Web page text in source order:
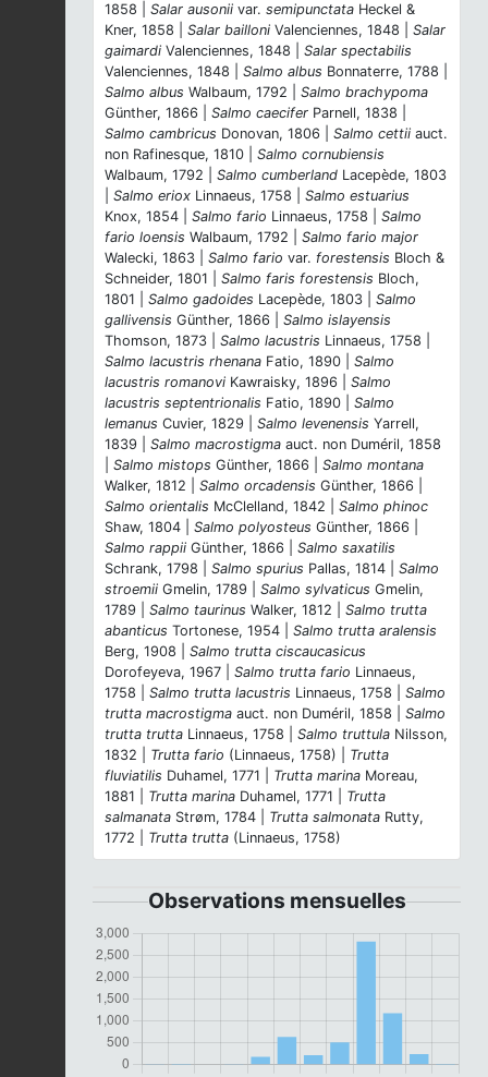
1858 | Salar ausonii var. semipunctata Heckel &
Kner, 1858 | Salar bailloni Valenciennes, 1848 | Salar
gaimardi Valenciennes, 1848 | Salar spectabilis
Valenciennes, 1848 | Salmo albus Bonnaterre, 1788 |
Salmo albus Walbaum, 1792 | Salmo brachypoma
Günther, 1866 | Salmo caecifer Parnell, 1838 |
Salmo cambricus Donovan, 1806 | Salmo cettii auct.
non Rafinesque, 1810 | Salmo cornubiensis
Walbaum, 1792 | Salmo cumberland Lacepède, 1803
Salmo eriox Linnaeus, 1758 | Salmo estuarius
Knox, 1854 | Salmo fario Linnaeus, 1758 | Salmo
fario loensis Walbaum, 1792 | Salmo fario major
Walecki, 1863 | Salmo fario var. forestensis Bloch &
Schneider, 1801 | Salmo faris forestensis Bloch,
1801 | Salmo gadoides Lacepède, 1803 | Salmo
gallivensis Günther, 1866 | Salmo islayensis
Thomson, 1873 | Salmo lacustris Linnaeus, 1758 |
Salmo lacustris rhenana Fatio, 1890 | Salmo
lacustris romanovi Kawraisky, 1896 | Salmo
lacustris septentrionalis Fatio, 1890 | Salmo
lemanus Cuvier, 1829 | Salmo levenensis Yarrell,
1839 | Salmo macrostigma auct. non Duméril, 1858
Salmo mistops Günther, 1866 | Salmo montana
Walker, 1812 | Salmo orcadensis Günther, 1866 |
Salmo orientalis McClelland, 1842 | Salmo phinoc
Shaw, 1804 | Salmo polyosteus Günther, 1866 |
Salmo rappii Günther, 1866 | Salmo saxatilis
Schrank, 1798 | Salmo spurius Pallas, 1814 | Salmo
stroemii Gmelin, 1789 | Salmo sylvaticus Gmelin,
1789 | Salmo taurinus Walker, 1812 | Salmo trutta
abanticus Tortonese, 1954 | Salmo trutta aralensis
Berg, 1908 | Salmo trutta ciscaucasicus
Dorofeyeva, 1967 | Salmo trutta fario Linnaeus,
1758 | Salmo trutta lacustris Linnaeus, 1758 | Salmo
trutta macrostigma auct. non Duméril, 1858 | Salmo
trutta trutta Linnaeus, 1758 | Salmo truttula Nilsson,
1832 | Trutta fario (Linnaeus, 1758) | Trutta
fluviatilis Duhamel, 1771 | Trutta marina Moreau,
1881 | Trutta marina Duhamel, 1771 | Trutta
salmanata Strøm, 1784 | Trutta salmonata Rutty,
1772 | Trutta trutta (Linnaeus, 1758)
Observations mensuelles